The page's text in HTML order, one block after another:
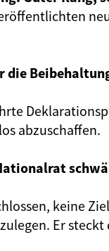
die
abzuschaffen.
keine
Er